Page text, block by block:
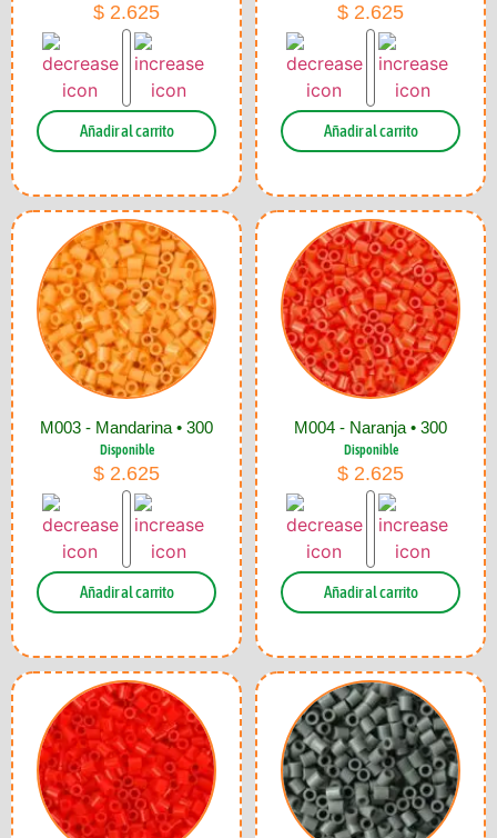
$ 2.625
Añadir al carrito
$ 2.625
Añadir al carrito
M003 - Mandarina • 300
Disponible
$ 2.625
Añadir al carrito
M004 - Naranja • 300
Disponible
$ 2.625
Añadir al carrito